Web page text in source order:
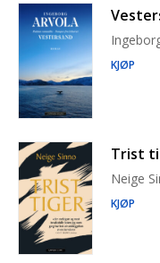
KJØP
Trist
Neige
KJØP